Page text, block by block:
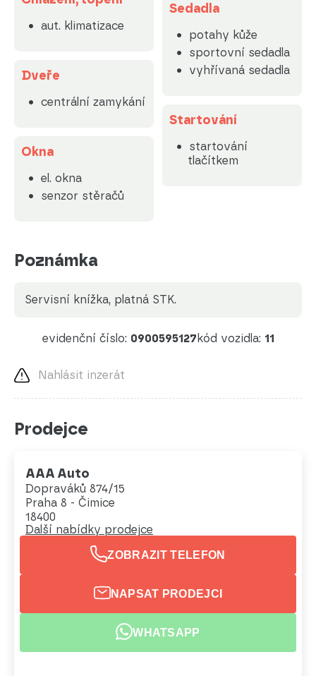
aut. klimatizace
Dveře
centrální zamykání
Okna
el. okna
senzor stěračů
Sedadla
potahy kůže
sportovní sedadla
vyhřívaná sedadla
Startování
startování
tlačítkem
Poznámka
servisní knížka, platná STK.
evidenční číslo: 0900595127 kód vozidla: 11
Nahlásit inzerát
Prodejce
AAA Auto
Dopraváků 874/15
Praha 8 - Čimice
18400
Další nabídky prodejce
ZOBRAZIT TELEFON
NAPSAT PRODEJCI
WHATSAPP